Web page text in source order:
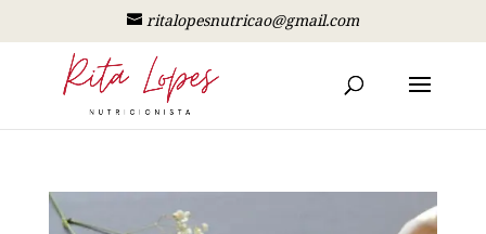
ritalopesnutricao@gmail.com